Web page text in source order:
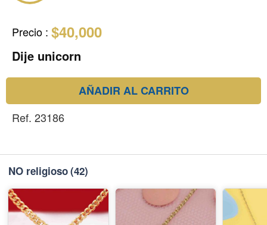
Precio : $40,000
Dije unicorn
AÑADIR AL CARRITO
Ref. 23186
NO religioso(42)